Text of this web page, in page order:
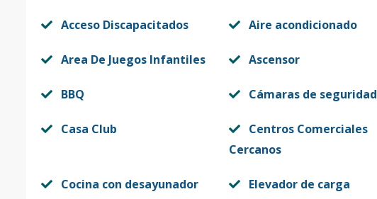
Acceso Discapacitados Aire acondicionado
Area De Juegos Infantiles Ascensor
BBQ Cámaras de seguridad
Casa Club
Centros Comerciales
Cercanos
Cocina con desayunador Elevador de carga